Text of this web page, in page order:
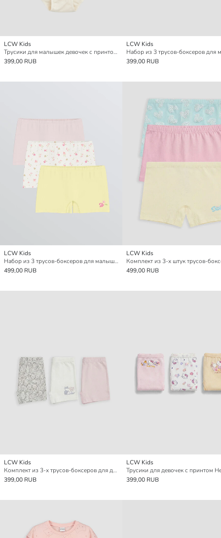
LCW Kids
Трусики для малышек девочек с принтом и узором, комплект из 3 штук
399,00 RUB
LCW Kids
399,00 RUB
LCW Kids
Набор из 3 трусов-боксеров для малышек девочек с цветочным узором
499,00 RUB
LCW Kids
499,00 RUB
LCW Kids
Комплект из 3-х трусов-боксеров для девочек
399,00 RUB
LCW Kids
399,00 RUB